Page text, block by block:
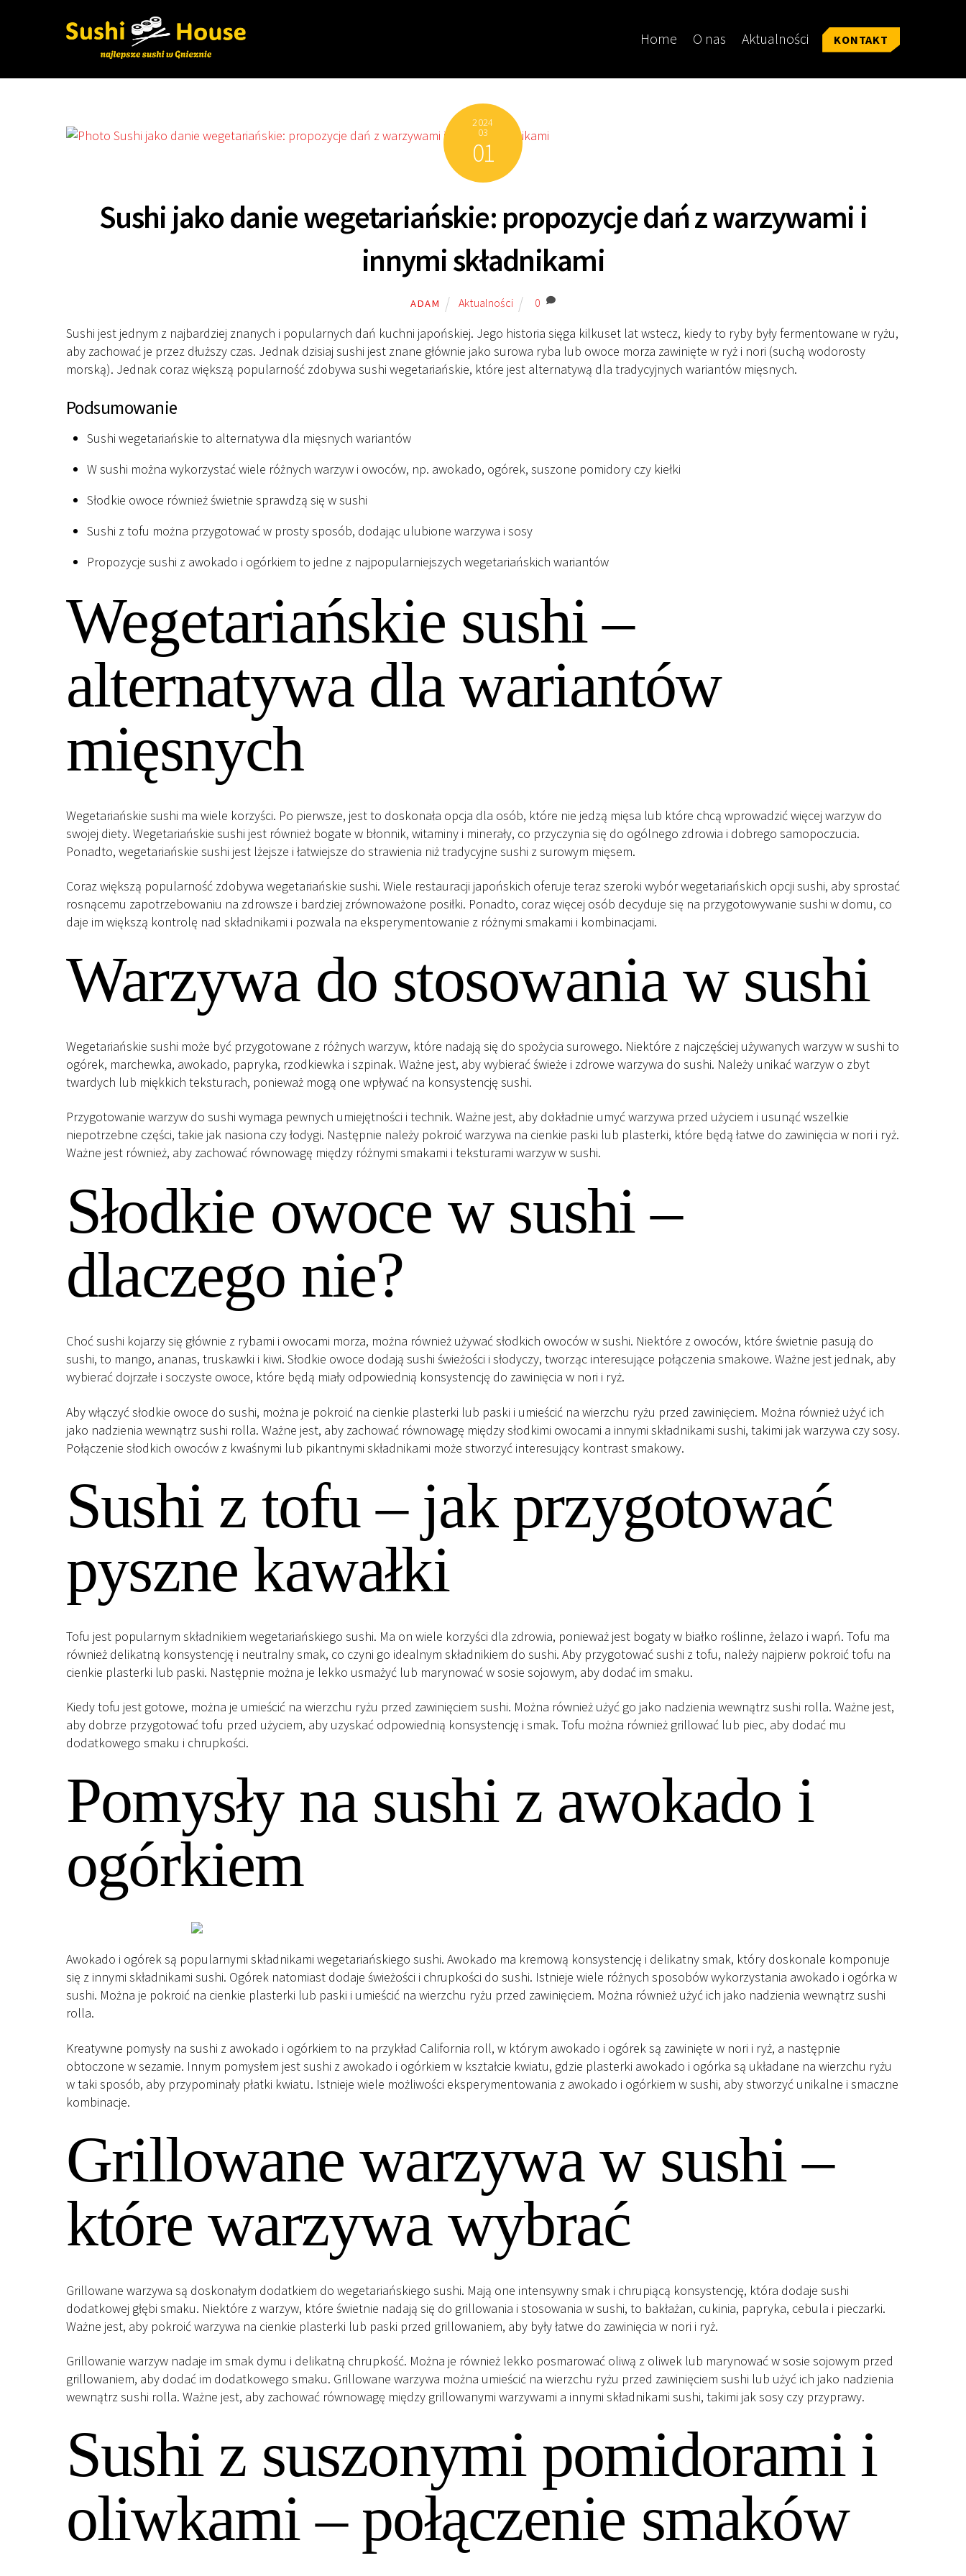
Home O nas Aktualności KONTAKT
2024
03
01
Sushi jako danie wegetariańskie: propozycje dań z warzywami i
innymi składnikami
ADAM Aktualności 0
Sushi jest jednym z najbardziej znanych i popularnych dań kuchni japońskiej. Jego historia sięga kilkuset lat wstecz, kiedy to ryby były fermentowane w ryżu,
aby zachować je przez dłuższy czas. Jednak dzisiaj sushi jest znane głównie jako surowa ryba lub owoce morza zawinięte w ryż i nori (suchą wodorosty
morską). Jednak coraz większą popularność zdobywa sushi wegetariańskie, które jest alternatywą dla tradycyjnych wariantów mięsnych.
Podsumowanie
Sushi wegetariańskie to alternatywa dla mięsnych wariantów
W sushi można wykorzystać wiele różnych warzyw i owoców, np. awokado, ogórek, suszone pomidory czy kiełki
Słodkie owoce również świetnie sprawdzą się w sushi
Sushi z tofu można przygotować w prosty sposób, dodając ulubione warzywa i sosy
Propozycje sushi z awokado i ogórkiem to jedne z najpopularniejszych wegetariańskich wariantów
Wegetariańskie sushi –
alternatywa dla wariantów
mięsnych
Wegetariańskie sushi ma wiele korzyści. Po pierwsze, jest to doskonała opcja dla osób, które nie jedzą mięsa lub które chcą wprowadzić więcej warzyw do
swojej diety. Wegetariańskie sushi jest również bogate w błonnik, witaminy i minerały, co przyczynia się do ogólnego zdrowia i dobrego samopoczucia.
Ponadto, wegetariańskie sushi jest lżejsze i łatwiejsze do strawienia niż tradycyjne sushi z surowym mięsem.
Coraz większą popularność zdobywa wegetariańskie sushi. Wiele restauracji japońskich oferuje teraz szeroki wybór wegetariańskich opcji sushi, aby sprostać
rosnącemu zapotrzebowaniu na zdrowsze i bardziej zrównoważone posiłki. Ponadto, coraz więcej osób decyduje się na przygotowywanie sushi w domu, co
daje im większą kontrolę nad składnikami i pozwala na eksperymentowanie z różnymi smakami i kombinacjami.
Warzywa do stosowania w sushi
Wegetariańskie sushi może być przygotowane z różnych warzyw, które nadają się do spożycia surowego. Niektóre z najczęściej używanych warzyw w sushi to
ogórek, marchewka, awokado, papryka, rzodkiewka i szpinak. Ważne jest, aby wybierać świeże i zdrowe warzywa do sushi. Należy unikać warzyw o zbyt
twardych lub miękkich teksturach, ponieważ mogą one wpływać na konsystencję sushi.
Przygotowanie warzyw do sushi wymaga pewnych umiejętności i technik. Ważne jest, aby dokładnie umyć warzywa przed użyciem i usunąć wszelkie
niepotrzebne części, takie jak nasiona czy łodygi. Następnie należy pokroić warzywa na cienkie paski lub plasterki, które będą łatwe do zawinięcia w nori i ryż.
Ważne jest również, aby zachować równowagę między różnymi smakami i teksturami warzyw w sushi.
Słodkie owoce w sushi –
dlaczego nie?
Choć sushi kojarzy się głównie z rybami i owocami morza, można również używać słodkich owoców w sushi. Niektóre z owoców, które świetnie pasują do
sushi, to mango, ananas, truskawki i kiwi. Słodkie owoce dodają sushi świeżości i słodyczy, tworząc interesujące połączenia smakowe. Ważne jest jednak, aby
wybierać dojrzałe i soczyste owoce, które będą miały odpowiednią konsystencję do zawinięcia w nori i ryż.
Aby włączyć słodkie owoce do sushi, można je pokroić na cienkie plasterki lub paski i umieścić na wierzchu ryżu przed zawinięciem. Można również użyć ich
jako nadzienia wewnątrz sushi rolla. Ważne jest, aby zachować równowagę między słodkimi owocami a innymi składnikami sushi, takimi jak warzywa czy sosy.
Połączenie słodkich owoców z kwaśnymi lub pikantnymi składnikami może stworzyć interesujący kontrast smakowy.
Sushi z tofu – jak przygotować
pyszne kawałki
Tofu jest popularnym składnikiem wegetariańskiego sushi. Ma on wiele korzyści dla zdrowia, ponieważ jest bogaty w białko roślinne, żelazo i wapń. Tofu ma
również delikatną konsystencję i neutralny smak, co czyni go idealnym składnikiem do sushi. Aby przygotować sushi z tofu, należy najpierw pokroić tofu na
cienkie plasterki lub paski. Następnie można je lekko usmażyć lub marynować w sosie sojowym, aby dodać im smaku.
Kiedy tofu jest gotowe, można je umieścić na wierzchu ryżu przed zawinięciem sushi. Można również użyć go jako nadzienia wewnątrz sushi rolla. Ważne jest,
aby dobrze przygotować tofu przed użyciem, aby uzyskać odpowiednią konsystencję i smak. Tofu można również grillować lub piec, aby dodać mu
dodatkowego smaku i chrupkości.
Pomysły na sushi z awokado i
ogórkiem
Awokado i ogórek są popularnymi składnikami wegetariańskiego sushi. Awokado ma kremową konsystencję i delikatny smak, który doskonale komponuje
się z innymi składnikami sushi. Ogórek natomiast dodaje świeżości i chrupkości do sushi. Istnieje wiele różnych sposobów wykorzystania awokado i ogórka w
sushi. Można je pokroić na cienkie plasterki lub paski i umieścić na wierzchu ryżu przed zawinięciem. Można również użyć ich jako nadzienia wewnątrz sushi
rolla.
Kreatywne pomysły na sushi z awokado i ogórkiem to na przykład California roll, w którym awokado i ogórek są zawinięte w nori i ryż, a następnie
obtoczone w sezamie. Innym pomysłem jest sushi z awokado i ogórkiem w kształcie kwiatu, gdzie plasterki awokado i ogórka są układane na wierzchu ryżu
w taki sposób, aby przypominały płatki kwiatu. Istnieje wiele możliwości eksperymentowania z awokado i ogórkiem w sushi, aby stworzyć unikalne i smaczne
kombinacje.
Grillowane warzywa w sushi –
które warzywa wybrać
Grillowane warzywa są doskonałym dodatkiem do wegetariańskiego sushi. Mają one intensywny smak i chrupiącą konsystencję, która dodaje sushi
dodatkowej głębi smaku. Niektóre z warzyw, które świetnie nadają się do grillowania i stosowania w sushi, to bakłażan, cukinia, papryka, cebula i pieczarki.
Ważne jest, aby pokroić warzywa na cienkie plasterki lub paski przed grillowaniem, aby były łatwe do zawinięcia w nori i ryż.
Grillowanie warzyw nadaje im smak dymu i delikatną chrupkość. Można je również lekko posmarować oliwą z oliwek lub marynować w sosie sojowym przed
grillowaniem, aby dodać im dodatkowego smaku. Grillowane warzywa można umieścić na wierzchu ryżu przed zawinięciem sushi lub użyć ich jako nadzienia
wewnątrz sushi rolla. Ważne jest, aby zachować równowagę między grillowanymi warzywami a innymi składnikami sushi, takimi jak sosy czy przyprawy.
Sushi z suszonymi pomidorami i
oliwkami – połączenie smaków